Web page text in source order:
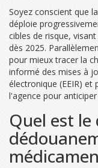
Soyez conscient que
déploie
cibles de risque,
dès 2025.
pour mieux tracer la
informé des mises à
électronique (EEIR) et
l'agence pour
Quel est